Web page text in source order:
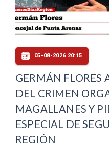
05-08-2026 20:15
GERMÁN FLORES
DEL CRIMEN
MAGALLANES Y
ESPECIAL DE
REGIÓN